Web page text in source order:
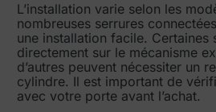
L’installation varie selon les
nombreuses serrures
une installation facile. Certaines
directement sur le mécanisme
d’autres peuvent nécessiter un
cylindre. Il est important de
avec votre porte avant l’achat.